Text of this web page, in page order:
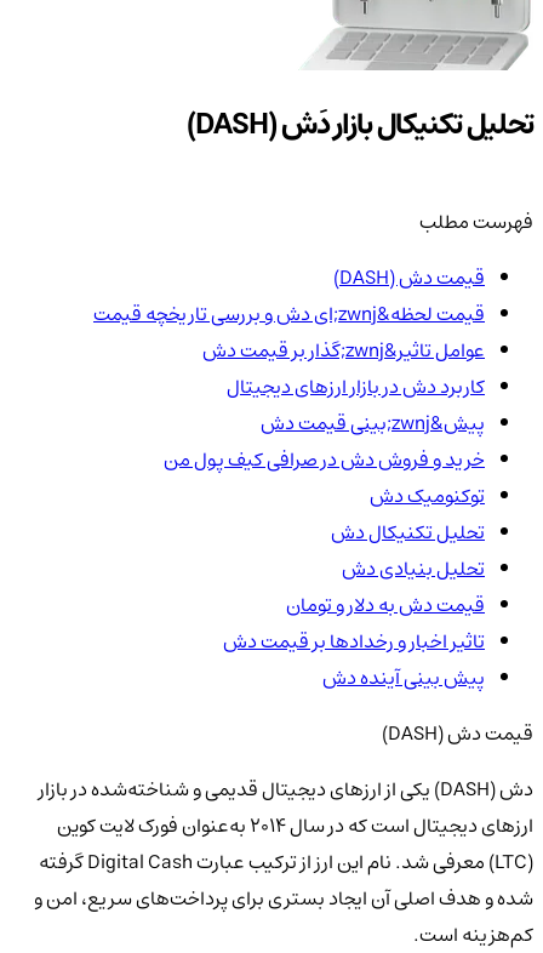
تحلیل تکنیکال بازار دَش (DASH)
فهرست مطلب
قیمت دش (DASH)
قیمت لحظه&zwnj;ای دش و بررسی تاریخچه قیمت
عوامل تاثیر&zwnj;گذار بر قیمت دش
کاربرد دش در بازار ارزهای دیجیتال
پیش&zwnj;بینی قیمت دش
خرید و فروش دش در صرافی کیف پول من
توکنومیک دش
تحلیل تکنیکال دش
تحلیل بنیادی دش
قیمت دش به دلار و تومان
تاثیر اخبار و رخدادها بر قیمت دش
پیش بینی آینده دش
قیمت دش (DASH)
دش (DASH) یکی از ارزهای دیجیتال قدیمی و شناخته‌شده در بازار
ارزهای دیجیتال است که در سال ۲۰۱۴ به‌عنوان فورک لایت‌ کوین
(LTC) معرفی شد. نام این ارز از ترکیب عبارت Digital Cash گرفته
شده و هدف اصلی آن ایجاد بستری برای پرداخت‌های سریع، امن و
کم‌هزینه است.